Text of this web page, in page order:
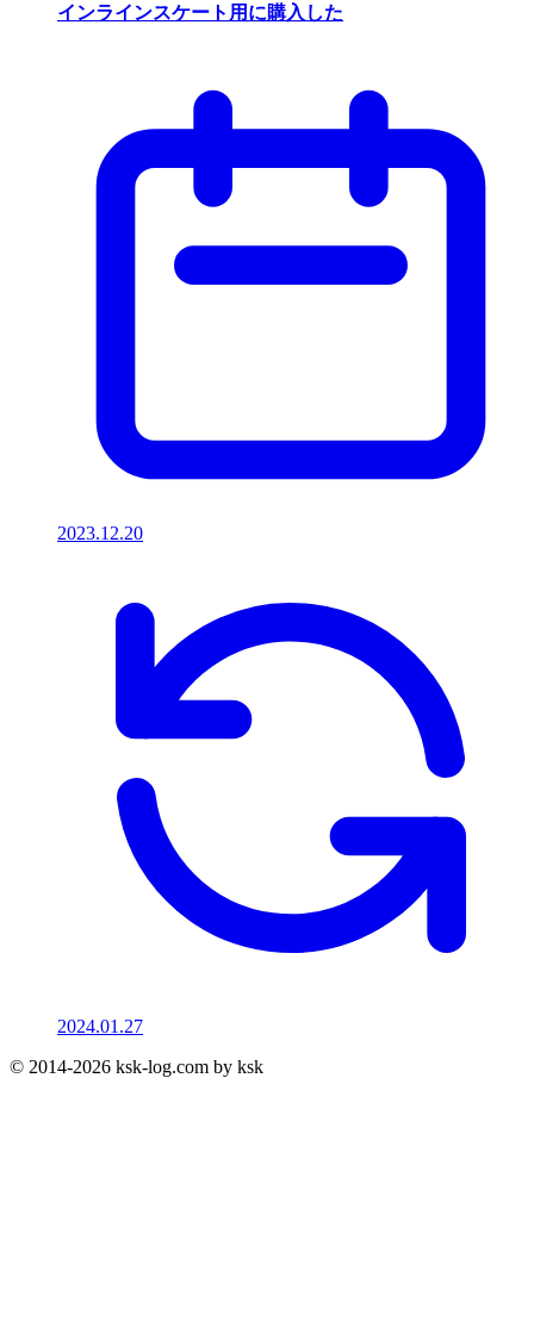
インラインスケート用に購入した
2023.12.20
2024.01.27
© 2014-2026 ksk-log.com by ksk